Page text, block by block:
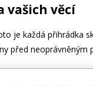
vašich věcí
je každá přihrádka
před
telefonů a